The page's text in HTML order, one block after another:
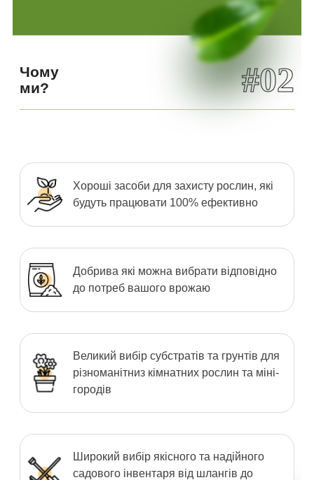
Чому
ми?
#02
Хороші засоби для захисту рослин, які
будуть працювати 100% ефективно
Добрива які можна вибрати відповідно
до потреб вашого врожаю
Великий вибір субстратів та грунтів для
різноманітниз кімнатних рослин та міні-
городів
Широкий вибір якісного та надійного
садового інвентаря від шлангів до